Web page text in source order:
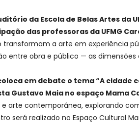
da Escola de Belas Artes
das professoras da UFMG
a arte em experiência
entre obra e público — as
coloca em debate o tema “A
Gustavo Maia no espaço Mama
arte contemporânea, explorando
será realizado no Espaço Cultural